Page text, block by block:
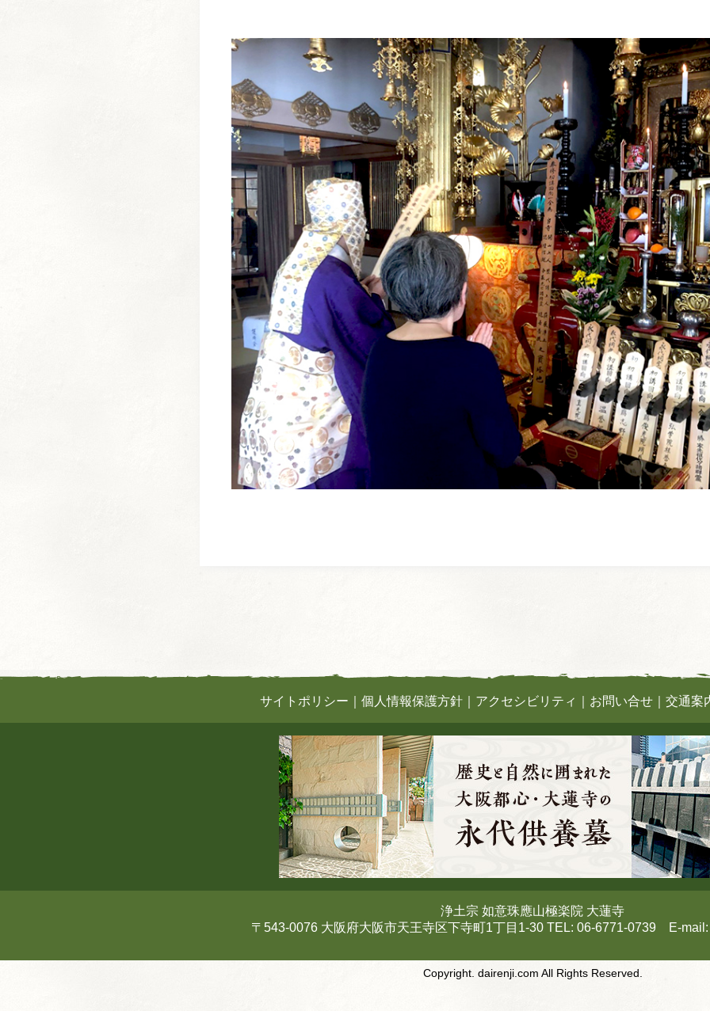
サイトポリシー 個人情報保護方針 アクセシビリティ お問い合せ 交通案
浄土宗 如意珠應山極楽院 大蓮寺
〒543-0076 大阪府大阪市天王寺区下寺町1丁目1-30 TEL: 06-6771-0739 E-
Copyright. dairenji.com All Rights Reserved.